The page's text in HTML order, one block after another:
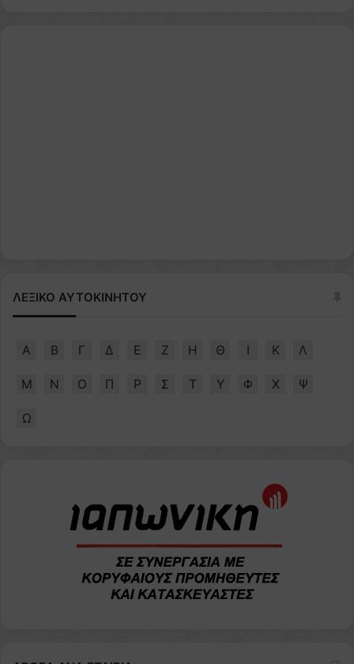
ΛΕΞΙΚΟ ΑΥΤΟΚΙΝΗΤΟΥ
Α Β Γ Δ Ε Ζ Η Θ Ι Κ Λ
Μ Ν Ο Π Ρ Σ Τ Υ Φ Χ Ψ
Ω